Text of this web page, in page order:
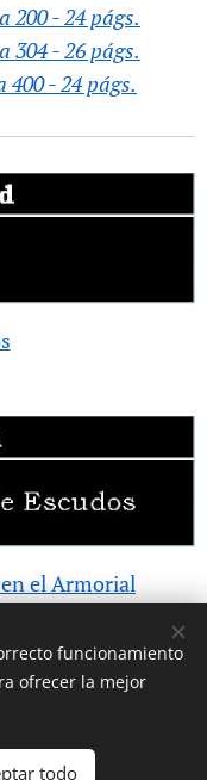
200 - 24 págs.
304 - 26 págs.
400 - 24 págs.
el Armorial
reservados.
funcionamiento
ofrecer la mejor
todo